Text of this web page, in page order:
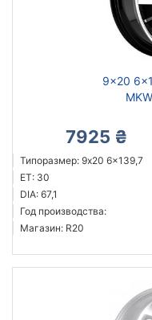
9x20
7925 ₴
Типоразмер: 9x20 6x139,7
ET: 30
DIA: 67,1
Год производства:
Магазин: R20